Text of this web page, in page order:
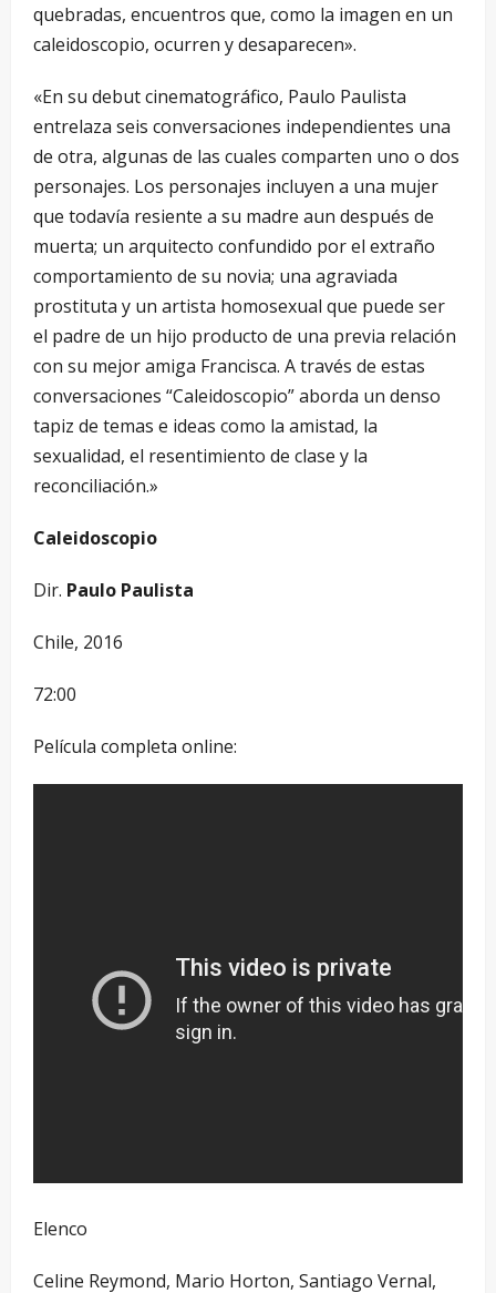
quebradas, encuentros que, como la imagen en un
caleidoscopio, ocurren y desaparecen».
«En su debut cinematográfico, Paulo Paulista
entrelaza seis conversaciones independientes una
de otra, algunas de las cuales comparten uno o dos
personajes. Los personajes incluyen a una mujer
que todavía resiente a su madre aun después de
muerta; un arquitecto confundido por el extraño
comportamiento de su novia; una agraviada
prostituta y un artista homosexual que puede ser
el padre de un hijo producto de una previa relación
con su mejor amiga Francisca. A través de estas
conversaciones “Caleidoscopio” aborda un denso
tapiz de temas e ideas como la amistad, la
sexualidad, el resentimiento de clase y la
reconciliación.»
Caleidoscopio
Dir. Paulo Paulista
Chile, 2016
72:00
Película completa online:
Elenco
Celine Reymond, Mario Horton, Santiago Vernal,